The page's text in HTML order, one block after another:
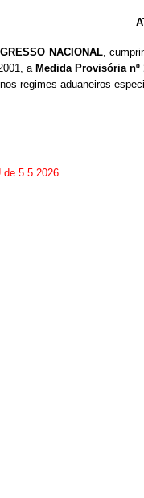
NACIONAL,
a Medida Provisória nº
regimes aduaneiros
de 5.5.2026